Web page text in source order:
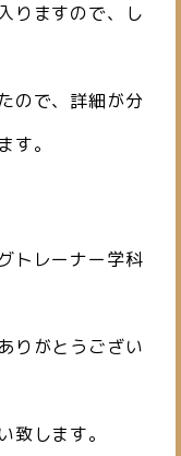
りますので、し
ので、詳細が分
す。
トレーナー学科
りがとうござい
致します。